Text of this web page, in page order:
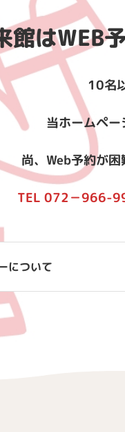
館はWEB
10名
当ホームペ
尚、Web予約が
TEL 072－966-
について